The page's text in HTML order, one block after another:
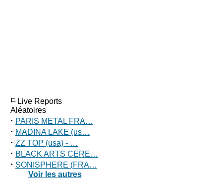
Live Reports
Aléatoires
· PARIS METAL FRA…
· MADINA LAKE (us…
· ZZ TOP (usa) - …
· BLACK ARTS CERE…
· SONISPHERE (FRA…
Voir les autres